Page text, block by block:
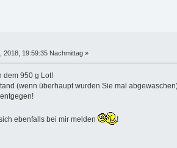
2018, 19:59:35 Nachmittag »
dem 950 g Lot!
(wenn überhaupt wurden Sie mal
ebenfalls bei mir melden !